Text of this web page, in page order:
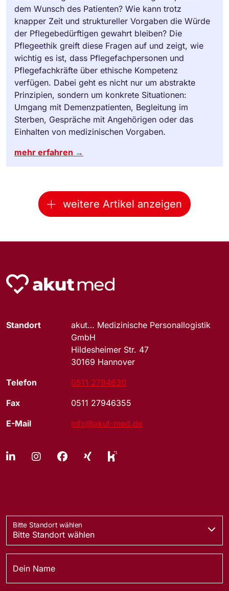
dem Wunsch des Patienten? Wie kann trotz
knapper Zeit und struktureller Vorgaben die Würde
der Pflegebedürftigen gewahrt bleiben? Die
Pflegeethik greift diese Fragen auf und zeigt, wie
wichtig es ist, dass Pflegefachpersonen und
Pflegefachkräfte über ethische Kompetenz
verfügen. Dabei geht es nicht nur um abstrakte
Prinzipien, sondern um konkrete Situationen:
Umgang mit Demenzpatienten, Begleitung im
Sterben, Gespräche mit Angehörigen oder das
Einhalten von medizinischen Vorgaben.
mehr erfahren →
weitere Artikel anzeigen
Standort
akut… Medizinische Personallogistik
GmbH
Hildesheimer Str. 47
30169 Hannover
Telefon
0511 2794630
Fax
0511 27946355
E-Mail
info@akut-med.de
Bitte Standort wählen
Dein Name